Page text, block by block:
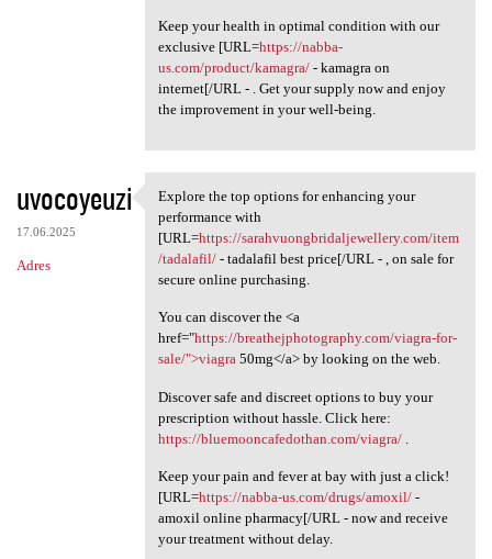
Keep your health in optimal condition with our
exclusive [URL=https://nabba-
us.com/product/kamagra/- kamagra on
internet[/URL - . Get your supply now and enjoy
the improvement in your well-being.
uvocoyeuzi
17.06.2025
Adres
Explore the top options for
Explore the top options for enhancing your
performance with
[URL=https://sarahvuongbridaljewellery.com/item
/tadalafil/- tadalafil best price[/URL - , on sale for
secure online purchasing.
You can discover the <a
href="https://breathejphotography.com/viagra-for-
sale/">viagra50mg</a> by looking on the web.
Discover safe and discreet options to buy your
prescription without hassle. Click here:
https://bluemooncafedothan.com/viagra/.
Keep your pain and fever at bay with just a click!
[URL=https://nabba-us.com/drugs/amoxil/-
amoxil online pharmacy[/URL - now and receive
your treatment without delay.